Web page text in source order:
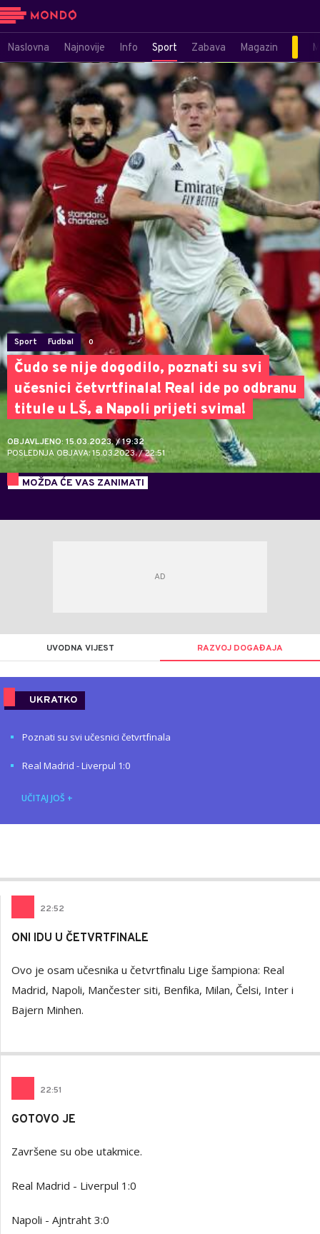
Naslovna Najnovije Info Sport Zabava Magazin
Sport Fudbal 0
Čudo se nije dogodilo, poznati su svi
učesnici četvrtfinala! Real ide po odbranu
titule u LŠ, a Napoli prijeti svima!
OBJAVLJENO: 15.03.2023. / 19:32
POSLEDNJA OBJAVA: 15.03.2023. / 22:51
MOŽDA ĆE VAS ZANIMATI
UVODNA VIJEST RAZVOJ DOGAĐAJA
22:52
ONI IDU U ČETVRTFINALE
Ovo je osam učesnika u četvrtfinalu Lige šampiona: Real
Madrid, Napoli, Mančester siti, Benfika, Milan, Čelsi, Inter i
Bajern Minhen.
22:51
GOTOVO JE
Završene su obe utakmice.
Real Madrid - Liverpul 1:0
Napoli - Ajntraht 3:0
UKRATKO
Poznati su svi učesnici četvrtfinala
Real Madrid - Liverpul 1:0
UČITAJ JOŠ +